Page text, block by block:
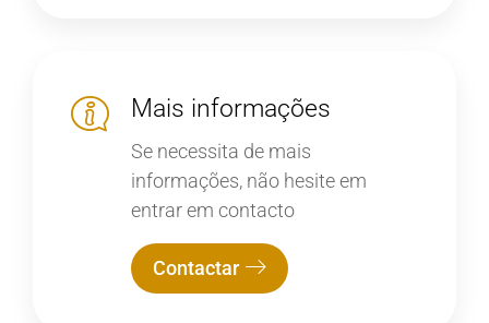
Mais informações
Se necessita de mais
informações, não hesite em
entrar em contacto
Contactar